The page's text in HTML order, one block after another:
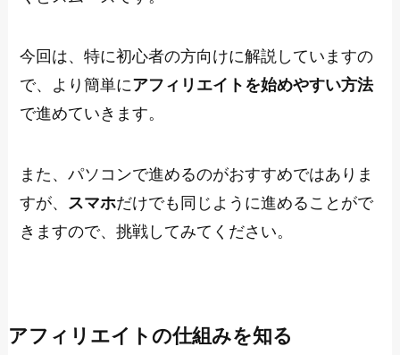
今回は、特に初心者の方向けに解説していますの
で、より簡単にアフィリエイトを始めやすい方法
で進めていきます。
また、パソコンで進めるのがおすすめではありま
すが、 スマホだけでも同じように進めることがで
きますので、挑戦してみてください。
アフィリエイトの仕組みを知る